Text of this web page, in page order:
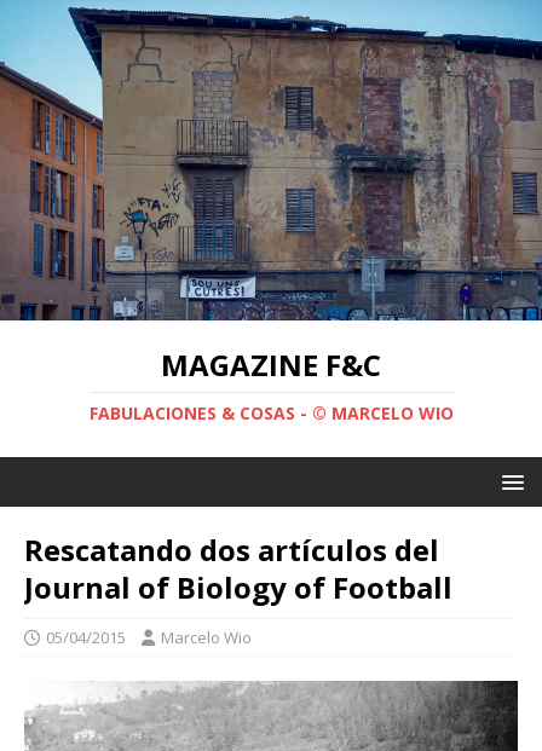
MAGAZINE F&C
FABULACIONES & COSAS - © MARCELO WIO
Rescatando dos artículos del
Journal of Biology of Football
05/04/2015 Marcelo Wio